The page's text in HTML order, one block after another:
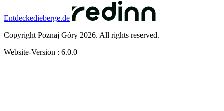
Entdeckedieberge.de
Copyright Poznaj Góry 2026. All rights reserved.
Website-Version : 6.0.0